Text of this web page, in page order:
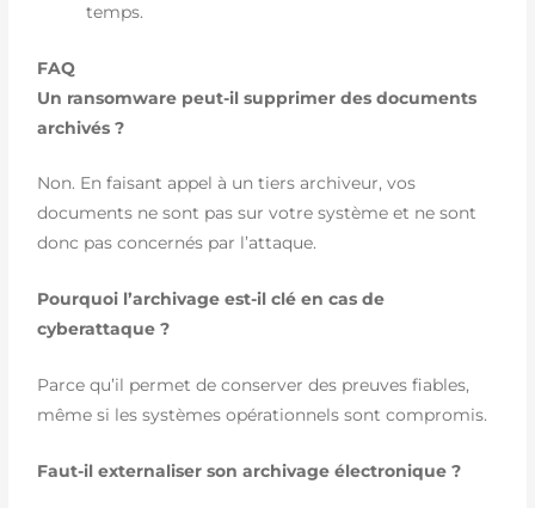
temps.
FAQ
Un ransomware peut-il supprimer des documents
archivés ?
Non. En faisant appel à un tiers archiveur, vos
documents ne sont pas sur votre système et ne sont
donc pas concernés par l’attaque.
Pourquoi l’archivage est-il clé en cas de
cyberattaque ?
Parce qu’il permet de conserver des preuves fiables,
même si les systèmes opérationnels sont compromis.
Faut-il externaliser son archivage électronique ?